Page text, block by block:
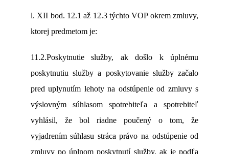
l. XII bod. 12.1 až 12.3 týchto VOP okrem zmluvy,
ktorej predmetom je:
11.2.Poskytnutie služby, ak došlo k úplnému
poskytnutiu služby a poskytovanie služby začalo
pred uplynutím lehoty na odstúpenie od zmluvy s
výslovným súhlasom spotrebiteľa a spotrebiteľ
vyhlásil, že bol riadne poučený o tom, že
vyjadrením súhlasu stráca právo na odstúpenie od
zmluvy po úplnom poskytnutí služby, ak je podľa